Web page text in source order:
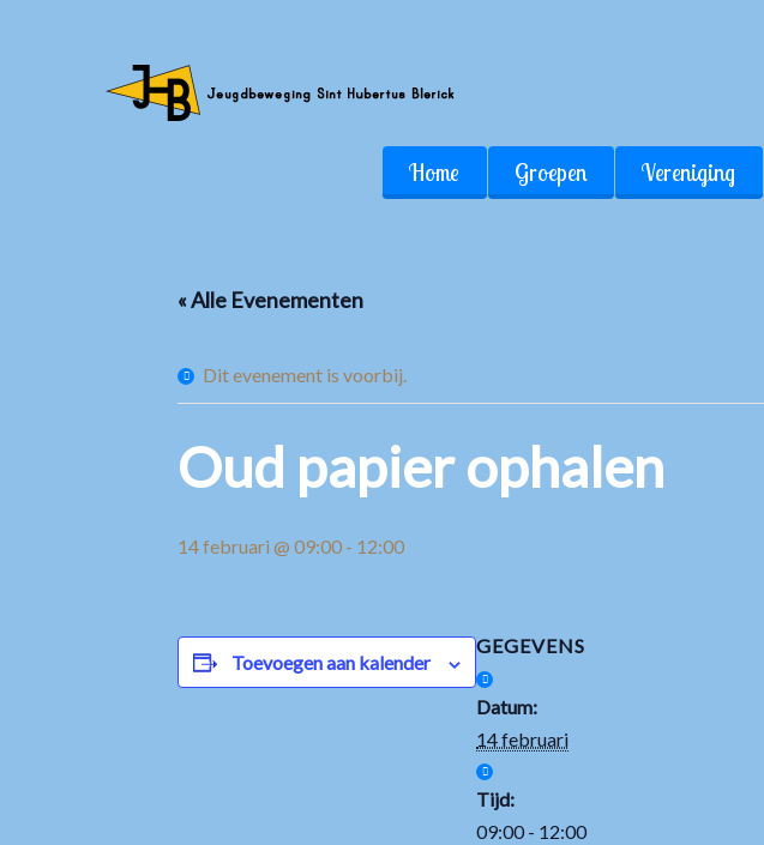
Home Groepen Vereniging
« Alle Evenementen
Dit evenement is voorbij.
Oud papier ophalen
14 februari @ 09:00 - 12:00
Toevoegen aan kalender
GEGEVENS
Datum:
14 februari
Tijd:
09:00 - 12:00